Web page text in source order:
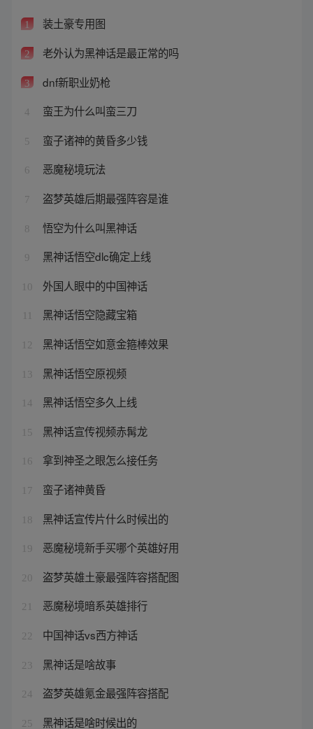
1 装土豪专用图
2 老外认为黑神话是最正常的吗
3 dnf新职业奶枪
4 蛮王为什么叫蛮三刀
5 蛮子诸神的黄昏多少钱
6 恶魔秘境玩法
7 盗梦英雄后期最强阵容是谁
8 悟空为什么叫黑神话
9 黑神话悟空dlc确定上线
10 外国人眼中的中国神话
黑神话悟空隐藏宝箱
12 黑神话悟空如意金箍棒效果
13 黑神话悟空原视频
14 黑神话悟空多久上线
15 黑神话宣传视频赤髯龙
16 拿到神圣之眼怎么接任务
17 蛮子诸神黄昏
18 黑神话宣传片什么时候出的
19 恶魔秘境新手买哪个英雄好用
20 盗梦英雄土豪最强阵容搭配图
21 恶魔秘境暗系英雄排行
22 中国神话vs西方神话
23 黑神话是啥故事
24 盗梦英雄氪金最强阵容搭配
25 黑神话是啥时候出的